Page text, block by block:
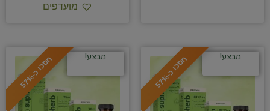
מועדפים
ח
ס
כ
ו
כ
-
5
7
% מבצע! ח
ס
כ
ו
כ
-
5
7
% מבצע!